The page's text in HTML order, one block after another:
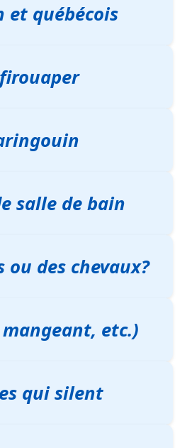
et québécois
salle de bain
ou des chevaux?
etc.)
qui silent